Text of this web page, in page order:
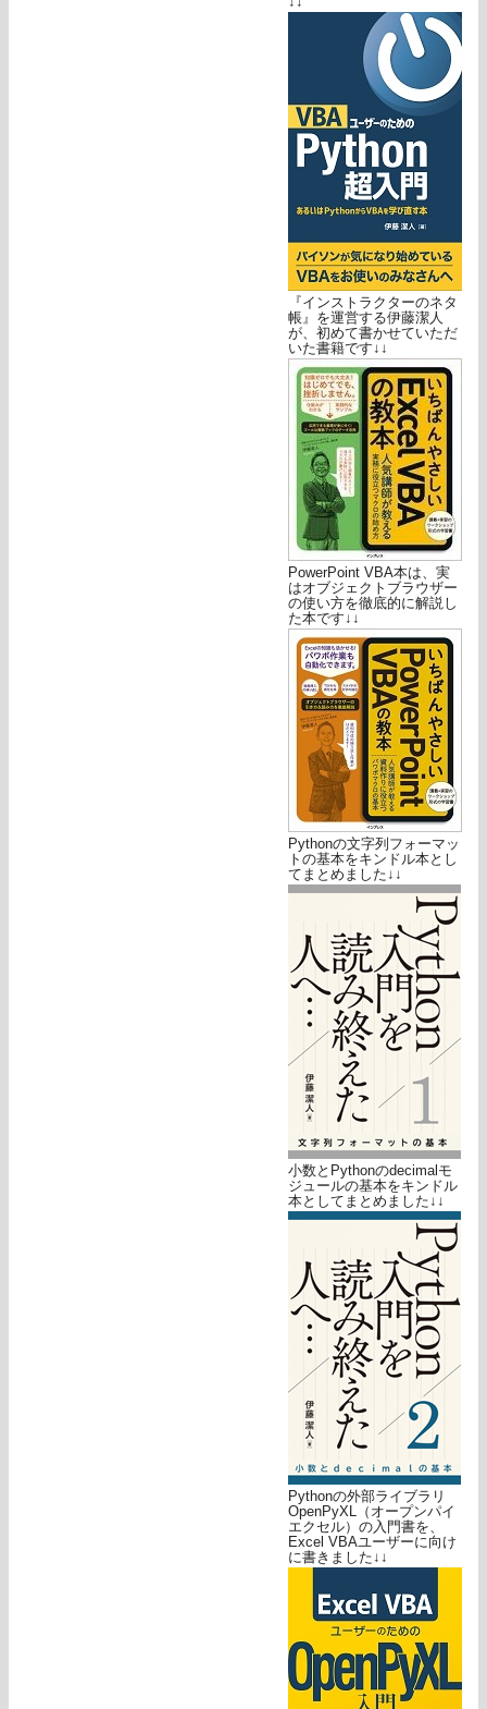
『インストラクターのネタ
帳』を運営する伊藤潔人
が、初めて書かせていただ
いた書籍です↓↓
PowerPoint VBA本は、実
はオブジェクトブラウザー
の使い方を徹底的に解説し
た本です↓↓
Pythonの文字列フォーマッ
トの基本をキンドル本とし
てまとめました↓↓
小数とPythonのdecimalモ
ジュールの基本をキンドル
本としてまとめました↓↓
Pythonの外部ライブラリ
OpenPyXL（オープンパイ
エクセル）の入門書を、
Excel VBAユーザーに向け
に書きました↓↓